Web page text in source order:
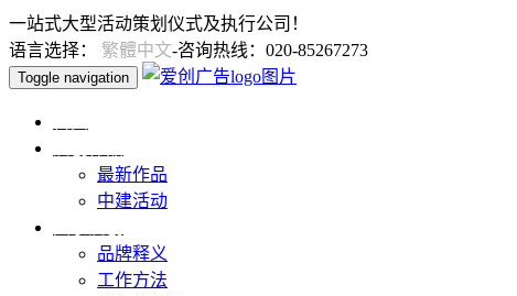
一站式大型活动策划仪式及执行公司！
语言选择： 繁體中文-咨询热线：020-85267273
Toggle navigation
最新作品
中建活动
品牌释义
工作方法